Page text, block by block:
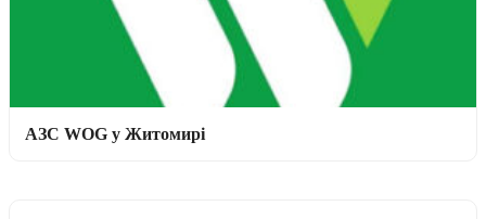
АЗС WOG у Житомирі